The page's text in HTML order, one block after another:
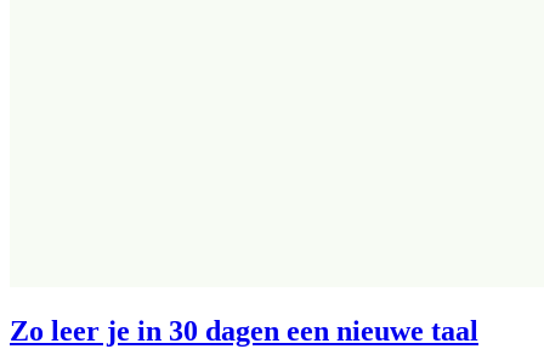
Zo leer je in 30 dagen een nieuwe taal